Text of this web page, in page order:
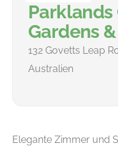
Gardens
132 Govetts Leap
Australien
Elegante Zimmer und